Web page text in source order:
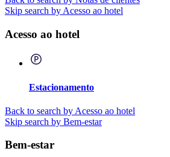
Skip search by Acesso ao hotel
Acesso ao hotel
Estacionamento
Back to search by Acesso ao hotel
Skip search by Bem-estar
Bem-estar